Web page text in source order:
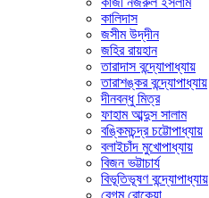
কালিদাস
জসীম উদ্‌দীন
জহির রায়হান
তারাদাস বন্দ্যোপাধ্যায়
তারাশঙ্কর বন্দ্যোপাধ্যায়
দীনবন্ধু মিত্র
ফাহাম আব্দুস সালাম
বঙ্কিমচন্দ্র চট্টোপাধ্যায়
বলাইচাঁদ মুখোপাধ্যায়
বিজন ভট্টাচার্য
বিভূতিভূষণ বন্দ্যোপাধ্যায়
বেগম রোকেয়া